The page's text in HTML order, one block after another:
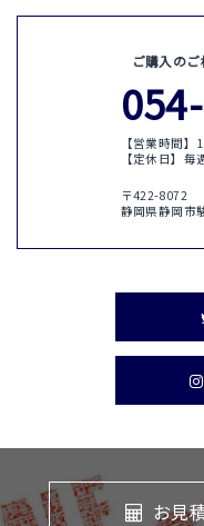
ご購入の
【営業時間
【定休日】毎
〒422-8072
静岡県静岡市
お見